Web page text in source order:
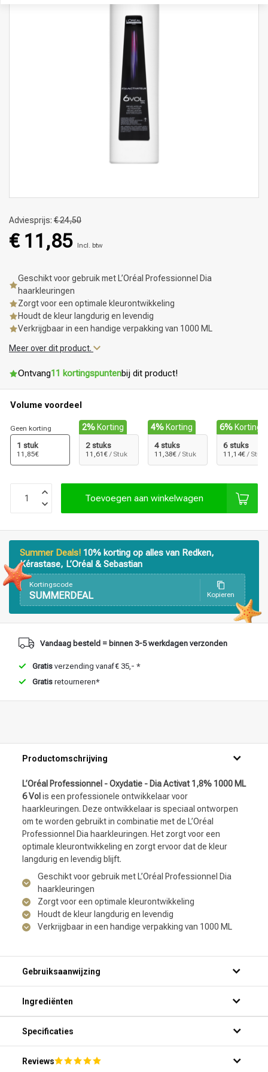
Haarstyling Haarkleuring
Adviesprijs: € 24,50
€ 11,85 Incl. btw
Geschikt voor gebruik met L’Oréal Professionnel Dia
haarkleuringen
Zorgt voor een optimale kleurontwikkeling
Houdt de kleur langdurig en levendig
Verkrijgbaar in een handige verpakking van 1000 ML
Meer over dit product.
Ontvang11 kortingspuntenbij dit product!
Volume voordeel
Geen korting
1 stuk
11,85€
2% Korting
2 stuks
11,61€ / Stuk
4% Korting
4 stuks
11,38€ / Stuk
6% Korting
6 stuks
11,14€ / Stuk
Toevoegen aan winkelwagen
Summer Deals! 10% korting op alles van Redken,
Kérastase, L’Oréal & Sebastian
Kortingscode
SUMMERDEAL Kopieren
Vandaag besteld = binnen 3-5 werkdagen verzonden
Gratis verzending vanaf € 35,- *
Gratis retourneren*
Productomschrijving
L’Oréal Professionnel - Oxydatie - Dia Activat 1,8% 1000 ML
6 Vol is een professionele ontwikkelaar voor
haarkleuringen. Deze ontwikkelaar is speciaal ontworpen
om te worden gebruikt in combinatie met de L’Oréal
Professionnel Dia haarkleuringen. Het zorgt voor een
optimale kleurontwikkeling en zorgt ervoor dat de kleur
langdurig en levendig blijft.
Geschikt voor gebruik met L’Oréal Professionnel Dia
haarkleuringen
Zorgt voor een optimale kleurontwikkeling
Houdt de kleur langdurig en levendig
Verkrijgbaar in een handige verpakking van 1000 ML
Gebruiksaanwijzing
Ingrediënten
Specificaties
Reviews